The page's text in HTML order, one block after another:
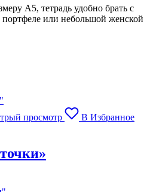
А5, тетрадь удобно брать с
портфеле или небольшой женской
просмотр
В Избранное